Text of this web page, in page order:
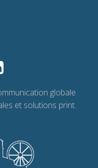
globale
et solutions print.